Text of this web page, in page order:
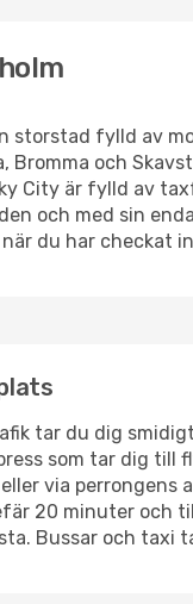
storstad fylld av
Bromma och
City är fylld av
och med sin
du har checkat
tar du dig
som tar dig till
via perrongens
20 minuter och
Bussar och taxi